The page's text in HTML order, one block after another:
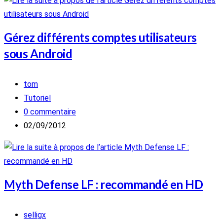
publication :
Gérez différents comptes utilisateurs
sous Android
Auteur/autrice
de
la
publication :
tom
Post
category:
Tutoriel
Commentaires
de
publication :
0 commentaire
Publication
02/09/2012
Myth Defense LF : recommandé en HD
Auteur/autrice
selligx